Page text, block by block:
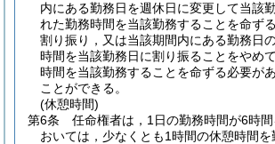
内にある勤務日を週休日に変更して当該
れた勤務時間を当該勤務することを命ず
割り振り，又は当該期間内にある勤務日
時間を当該勤務日に割り振ることをやめ
時間を当該勤務することを命ずる必要が
ことができる。
(休憩時間)
第6条
任命権者は，1日の勤務時間が6時
おいては，少なくとも1時間の休憩時間を